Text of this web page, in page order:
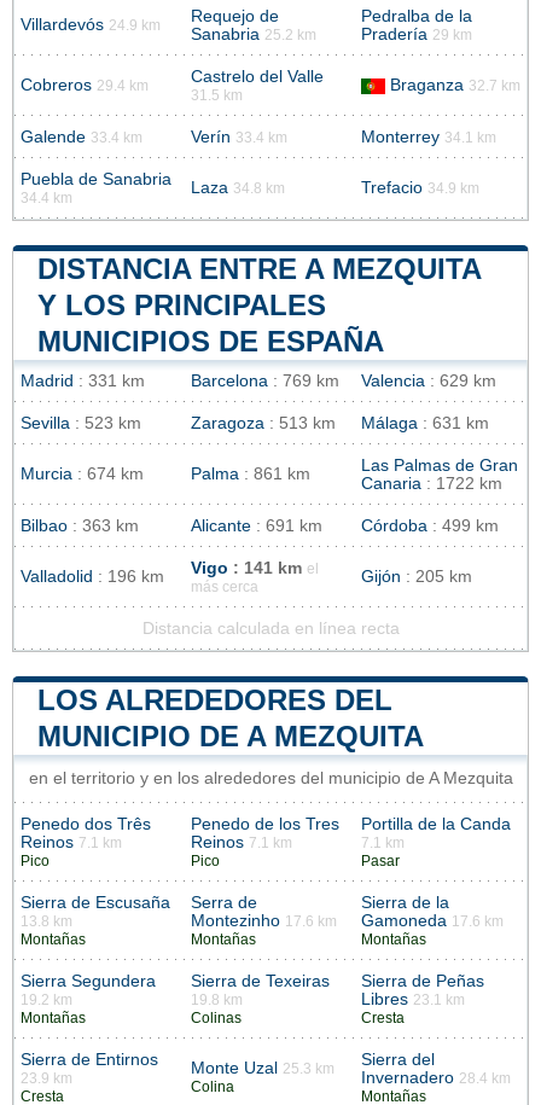
Villardevós 24.9 km
Requejo de
Sanabria 25.2 km
Pedralba de la
Pradería 29 km
Cobreros 29.4 km Castrelo del Valle
31.5 km
Braganza 32.7 km
Galende 33.4 km Verín 33.4 km Monterrey 34.1 km
Puebla de Sanabria
34.4 km
Laza 34.8 km Trefacio 34.9 km
DISTANCIA ENTRE A MEZQUITA
Y LOS PRINCIPALES
MUNICIPIOS DE ESPAÑA
Madrid : 331 km Barcelona : 769 km Valencia : 629 km
Sevilla : 523 km Zaragoza : 513 km Málaga : 631 km
Murcia : 674 km Palma : 861 km
Las Palmas de Gran
Canaria : 1722 km
Bilbao : 363 km Alicante : 691 km Córdoba : 499 km
Valladolid : 196 km Vigo : 141 km el
más cerca
Gijón : 205 km
Distancia calculada en línea recta
LOS ALREDEDORES DEL
MUNICIPIO DE A MEZQUITA
en el territorio y en los alrededores del municipio de A Mezquita
Penedo dos Três
Reinos 7.1 km
Pico
Penedo de los Tres
Reinos 7.1 km
Pico
Portilla de la Canda
7.1 km
Pasar
Sierra de Escusaña
13.8 km
Montañas
Serra de
Montezinho 17.6 km
Montañas
Sierra de la
Gamoneda 17.6 km
Montañas
Sierra Segundera
19.2 km
Montañas
Sierra de Texeiras
19.8 km
Colinas
Sierra de Peñas
Libres 23.1 km
Cresta
Sierra de Entirnos
23.9 km
Cresta
Monte Uzal
25.3 km
Colina
Sierra del
Invernadero 28.4 km
Montañas